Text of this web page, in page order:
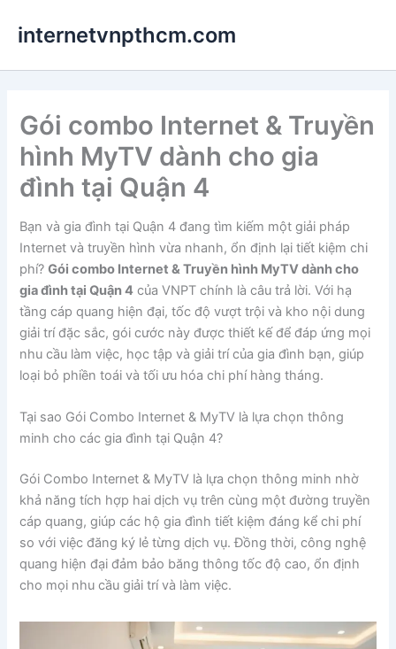
dung
internetvnpthcm.com
Gói combo Internet & Truyền
hình MyTV dành cho gia
đình tại Quận 4
Bạn và gia đình tại Quận 4 đang tìm kiếm một giải pháp
Internet và truyền hình vừa nhanh, ổn định lại tiết kiệm chi
phí?Gói combo Internet & Truyền hình MyTV dành cho
gia đình tại Quận 4 của VNPT chính là câu trả lời. Với hạ
tầng cáp quang hiện đại, tốc độ vượt trội và kho nội dung
giải trí đặc sắc, gói cước này được thiết kế để đáp ứng mọi
nhu cầu làm việc, học tập và giải trí của gia đình bạn, giúp
loại bỏ phiền toái và tối ưu hóa chi phí hàng tháng.
Tại sao Gói Combo Internet & MyTV là lựa chọn thông
minh cho các gia đình tại Quận 4?
Gói Combo Internet & MyTV là lựa chọn thông minh nhờ
khả năng tích hợp hai dịch vụ trên cùng một đường truyền
cáp quang, giúp các hộ gia đình tiết kiệm đáng kể chi phí
so với việc đăng ký lẻ từng dịch vụ. Đồng thời, công nghệ
quang hiện đại đảm bảo băng thông tốc độ cao, ổn định
cho mọi nhu cầu giải trí và làm việc.